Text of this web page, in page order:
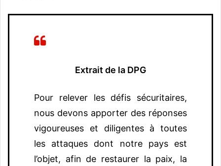
Extrait de la DPG
Pour relever les défis sécuritaires,
nous devons apporter des réponses
vigoureuses et diligentes à toutes
les attaques dont notre pays est
l’objet, afin de restaurer la paix, la